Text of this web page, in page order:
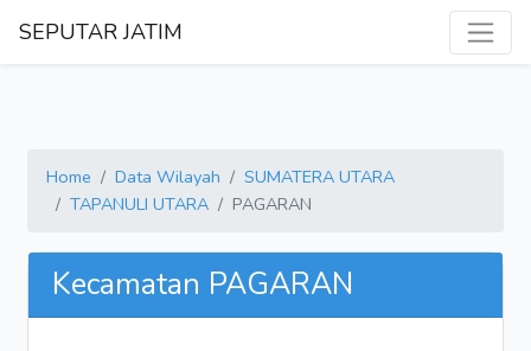
SEPUTAR JATIM
Home Data Wilayah
SUMATERA UTARA
TAPANULI UTARA
PAGARAN
Kecamatan PAGARAN